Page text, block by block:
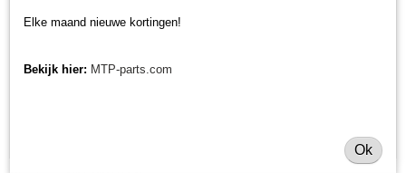
Elke maand nieuwe kortingen!
Bekijk hier: MTP-parts.com
Ok